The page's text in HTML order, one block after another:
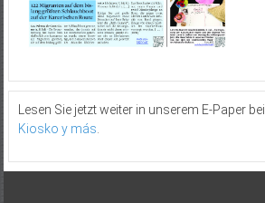
Lesen Sie jetzt weiter in unserem E-Paper bei
Kiosko y más.